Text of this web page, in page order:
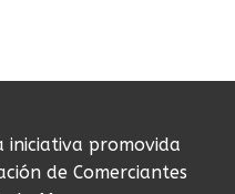
iniciativa promovida
de Comerciantes